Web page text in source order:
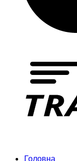
Головна